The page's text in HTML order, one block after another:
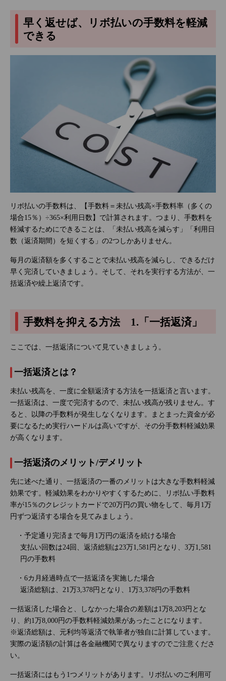
早く返せば、リボ払いの手数料を軽減
できる
リボ払いの手数料は、【手数料＝未払い残高×手数料率（多くの
場合15％）÷365×利用日数】で計算されます。つまり、手数料を
軽減するためにできることは、「未払い残高を減らす」「利用日
数（返済期間）を短くする」の2つしかありません。
毎月の返済額を多くすることで未払い残高を減らし、できるだけ
早く完済していきましょう。そして、それを実行する方法が、一
括返済や繰上返済です。
手数料を抑える方法 1.「一括返済」
ここでは、一括返済について見ていきましょう。
一括返済とは？
未払い残高を、一度に全額返済する方法を一括返済と言います。
一括返済は、一度で完済するので、未払い残高が残りません。す
ると、以降の手数料が発生しなくなります。まとまった資金が必
要になるため実行ハードルは高いですが、その分手数料軽減効果
が高くなります。
一括返済のメリット/デメリット
先に述べた通り、一括返済の一番のメリットは大きな手数料軽減
効果です。軽減効果をわかりやすくするために、リボ払い手数料
率が15％のクレジットカードで20万円の買い物をして、毎月1万
円ずつ返済する場合を見てみましょう。
・予定通り完済まで毎月1万円の返済を続ける場合
支払い回数は24回、返済総額は23万1,581円となり、3万1,581
円の手数料
・6カ月経過時点で一括返済を実施した場合
返済総額は、21万3,378円となり、1万3,378円の手数料
一括返済した場合と、しなかった場合の差額は1万8,203円とな
り、約1万8,000円の手数料軽減効果があったことになります。
※返済総額は、元利均等返済で執筆者が独自に計算しています。
実際の返済額の計算は各金融機関で異なりますのでご注意くださ
い。
一括返済にはもう1つメリットがあります。リボ払いのご利用可